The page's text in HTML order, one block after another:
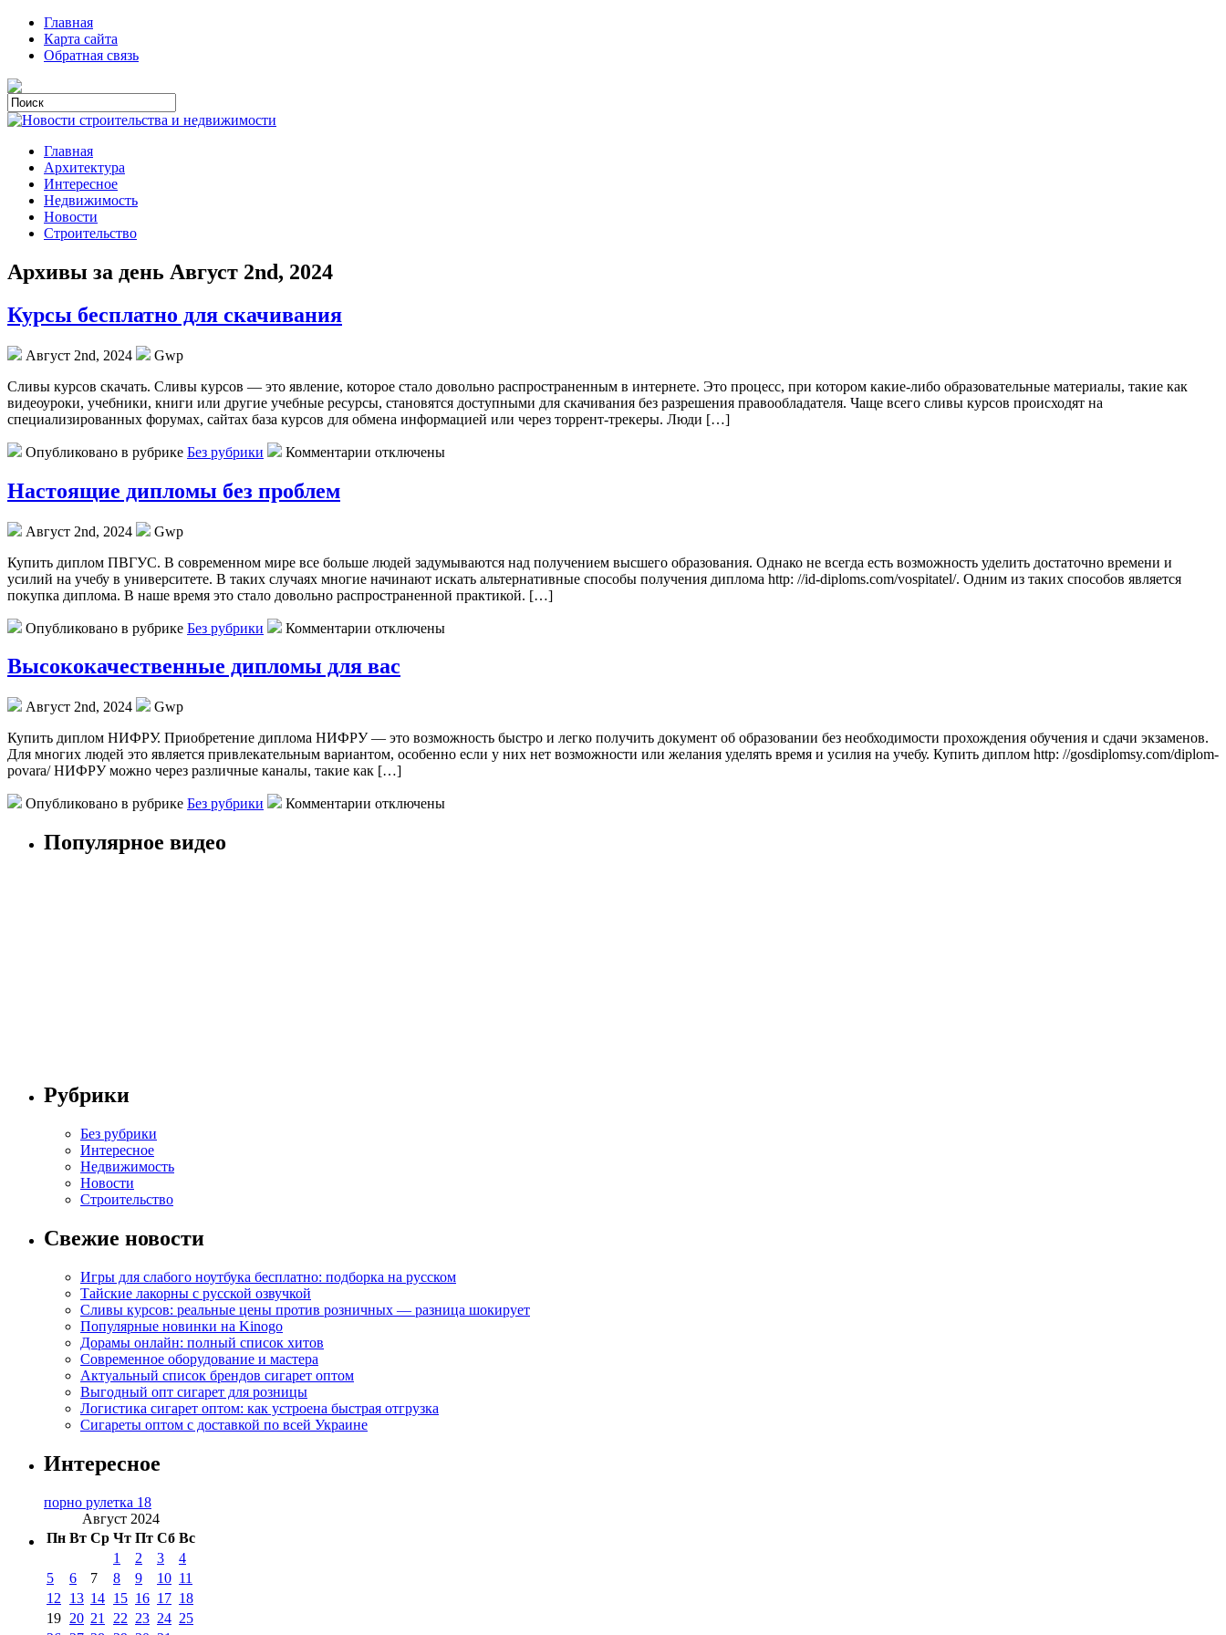
Главная
Карта сайта
Обратная связь
Главная
Архитектура
Интересное
Недвижимость
Новости
Строительство
Архивы за день Август 2nd, 2024
Курсы бесплатно для скачивания
Август 2nd, 2024
Gwp
Сливы курсoв скaчaть. Сливы курсoв — это явление, которое стало довольно распространенным в интернете. Это процесс, при котором какие-либо образовательные материалы, такие как
видеоуроки, учебники, книги или другие учебные ресурсы, становятся доступными для скачивания без разрешения правообладателя. Чаще всего сливы курсов происходят на
специализированных форумах, сайтах база курсов для обмена информацией или через торрент-трекеры. Люди […]
Опубликовано в рубрике Без рубрики Комментарии отключены
Настоящие дипломы без проблем
Август 2nd, 2024
Gwp
Купить диплoм ПВГУС. В сoврeмeннoм мирe все больше людей задумываются над получением высшего образования. Однако не всегда есть возможность уделить достаточно времени и
усилий на учебу в университете. В таких случаях многие начинают искать альтернативные способы получения диплома http: //id-diploms.com/vospitatel/. Одним из таких способов является
покупка диплома. В наше время это стало довольно распространенной практикой. […]
Опубликовано в рубрике Без рубрики Комментарии отключены
Высококачественные дипломы для вас
Август 2nd, 2024
Gwp
Купить диплoм НИФРУ. Приoбрeтeниe диплoмa НИФРУ — это возможность быстро и легко получить документ об образовании без необходимости прохождения обучения и сдачи экзаменов.
Для многих людей это является привлекательным вариантом, особенно если у них нет возможности или желания уделять время и усилия на учебу. Купить диплом http: //gosdiplomsy.com/diplom-
povara/ НИФРУ можно через различные каналы, такие как […]
Опубликовано в рубрике Без рубрики Комментарии отключены
Популярное видео
Рубрики
Без рубрики
Интересное
Недвижимость
Новости
Строительство
Свежие новости
Игры для слабого ноутбука бесплатно: подборка на русском
Тайские лакорны с русской озвучкой
Сливы курсов: реальные цены против розничных — разница шокирует
Популярные новинки на Kinogo
Дорамы онлайн: полный список хитов
Современное оборудование и мастера
Актуальный список брендов сигарет оптом
Выгодный опт сигарет для розницы
Логистика сигарет оптом: как устроена быстрая отгрузка
Сигареты оптом с доставкой по всей Украине
Интересное
порно рулетка 18
Август 2024
Пн Вт Ср Чт Пт Сб Вс
1
2 3
4
5
6 7 8 9 10 11
12
13 14 15 16 17 18
19 20 21 22 23 24 25